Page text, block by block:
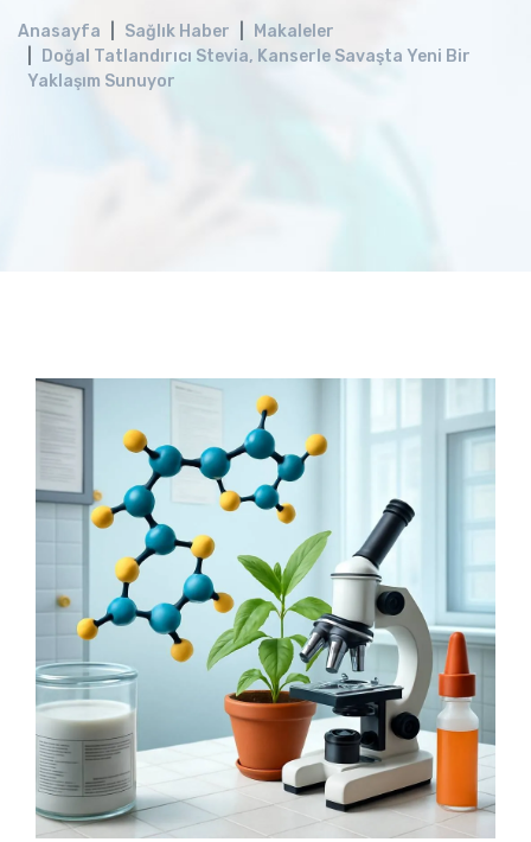
Anasayfa Sağlık Haber
Makaleler
Doğal Tatlandırıcı Stevia, Kanserle Savaşta Yeni Bir
Yaklaşım Sunuyor